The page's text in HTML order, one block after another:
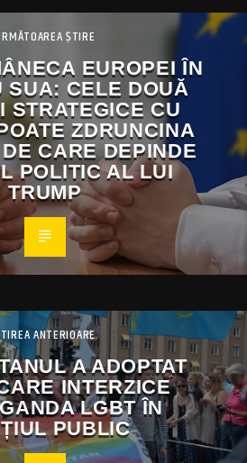
ȘTIRE
EUROPEI ÎN
SUA: CELE DOUĂ
STRATEGICE CU
ZDRUNCINA
CARE DEPINDE
POLITIC AL LUI
TRUMP
ANTERIOARE
A ADOPTAT
INTERZICE
LGBT ÎN
PUBLIC